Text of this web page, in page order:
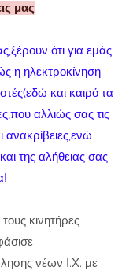
μας
ότι για εμάς
η ηλεκτροκίνηση
και καιρό τα
αλλιώς σας τις
της αλήθειας σας
κινητήρες
νέων Ι.Χ. με